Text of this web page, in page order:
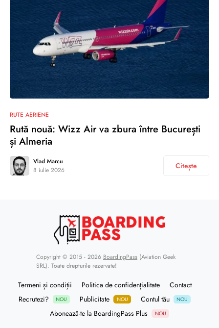
RUTE AERIENE
Rută nouă: Wizz Air va zbura între București
și Almeria
Vlad Marcu
8 iulie 2026
Citește
Copyright © 2015 - 2026 BoardingPass (Aviation Geek
SRL). Toate drepturile rezervate!
Termeni și condiții Politica de confidențialitate
Contact
Recrutezi?
NOU Publicitate NOU Contul tău NOU
Abonează-te la BoardingPass Plus NOU